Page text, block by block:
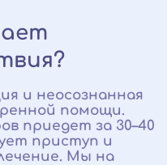
и неосознанная
помощи.
приедет за 30–40
приступ и
Мы на